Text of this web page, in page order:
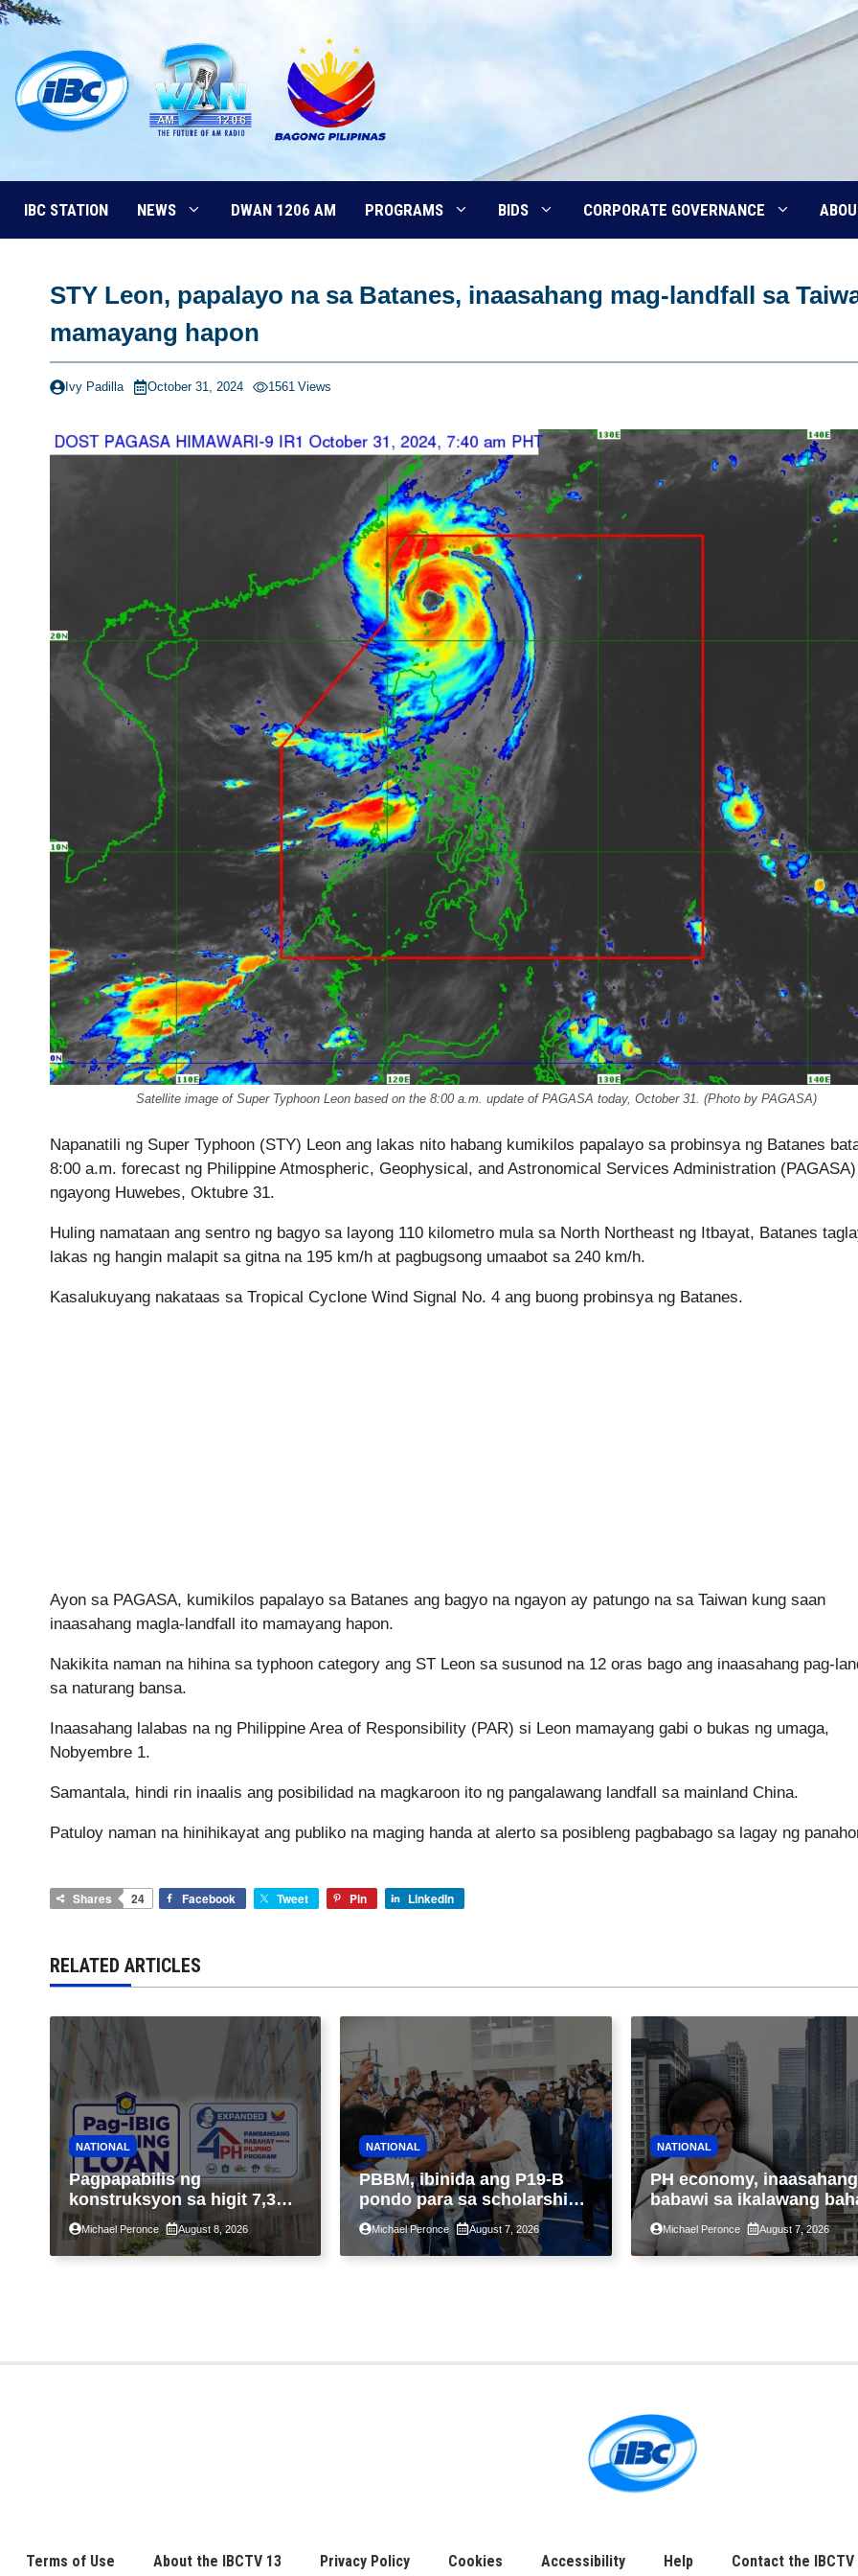
Skip
content
IBC STATION NEWS DWAN 1206 AM PROGRAMS BIDS CORPORATE GOVERNANCE
STY Leon, papalayo na sa Batanes, inaasahang mag-landfall sa
mamayang hapon
Ivy Padilla October 31, 2024 1561 Views
Satellite image of Super Typhoon Leon based on the 8:00 a.m. update of PAGASA today, October 31. (Photo by PAGASA)
Napanatili ng Super Typhoon (STY) Leon ang lakas nito habang kumikilos papalayo sa probinsya ng Batanes
8:00 a.m. forecast ng Philippine Atmospheric, Geophysical, and Astronomical Services Administration (PAGASA)
ngayong Huwebes, Oktubre 31.
Huling namataan ang sentro ng bagyo sa layong 110 kilometro mula sa North Northeast ng Itbayat, Batanes
lakas ng hangin malapit sa gitna na 195 km/h at pagbugsong umaabot sa 240 km/h.
Kasalukuyang nakataas sa Tropical Cyclone Wind Signal No. 4 ang buong probinsya ng Batanes.
Ayon sa PAGASA, kumikilos papalayo sa Batanes ang bagyo na ngayon ay patungo na sa Taiwan kung saan
inaasahang magla-landfall ito mamayang hapon.
Nakikita naman na hihina sa typhoon category ang ST Leon sa susunod na 12 oras bago ang inaasahang pag-
sa naturang bansa.
Inaasahang lalabas na ng Philippine Area of Responsibility (PAR) si Leon mamayang gabi o bukas ng umaga,
Nobyembre 1.
Samantala, hindi rin inaalis ang posibilidad na magkaroon ito ng pangalawang landfall sa mainland China.
Patuloy naman na hinihikayat ang publiko na maging handa at alerto sa posibleng pagbabago sa lagay ng
Shares 24 Facebook Tweet Pin LinkedIn
RELATED ARTICLES
NATIONAL
Pagpapabilis ng
konstruksyon sa higit 7,300
kabahayan sa ilalim ng
Expanded 4PH, posible na
sa pagtutulungan ng Pag-
Michael Peronce August 8, 2026
NATIONAL
PBBM, ibinida ang P19-B
pondo para sa scholarship
ngayong taon, pinakamalaki
sa kasaysayan ng TESDA
Michael Peronce August 7, 2026
NATIONAL
PH economy, inaasahang
babawi sa ikalawang
ng taon kasunod ng 2.3%
GDP dulot ng Middle
war, pagkaantala ng
Michael Peronce August 7, 2026
Terms of Use About the IBCTV 13 Privacy Policy Cookies Accessibility Help Contact the IBCTV